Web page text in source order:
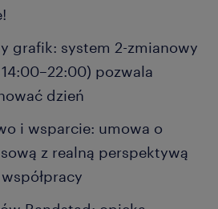
grafik: system 2-zmianowy
pozwala
dzień
i wsparcie: umowa o
z realną perspektywą